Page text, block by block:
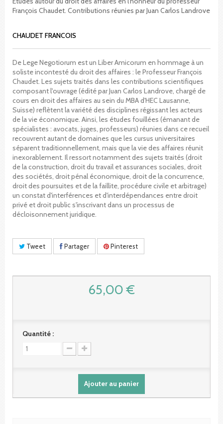
François Chaudet. Contributions réunies par Juan Carlos Landrove
CHAUDET FRANCOIS
De Lege Negotiorum est un Liber Amicorum en hommage à un
soliste incontesté du droit des affaires : le Professeur François
Chaudet. Les sujets traités dans les contributions scientifiques
composant l'ouvrage (édité par Juan Carlos Landrove, chargé de
cours en droit des affaires au sein du MBA d'HEC Lausanne,
Suisse) reflètent la variété des disciplines régissant les acteurs
de la vie économique. Ainsi, les études fouillées (émanant de
spécialistes : avocats, juges, professeurs) réunies dans ce recueil
recouvrent autant de domaines que les cursus universitaires
séparent traditionnellement, mais que la vie des affaires réunit
inexorablement. Il ressort notamment des sujets traités (droit
de la construction, droit du travail et assurances sociales, droit
des sociétés, droit pénal économique, droit de la concurrence,
droit des poursuites et de la faillite, procédure civile et arbitrage)
un constat d'interférences et d'interdépendances entre droit
privé et droit public s'inscrivant dans un processus de
décloisonnement juridique.
Tweet Partager Pinterest
65,00 €
Quantité :
Ajouter au panier